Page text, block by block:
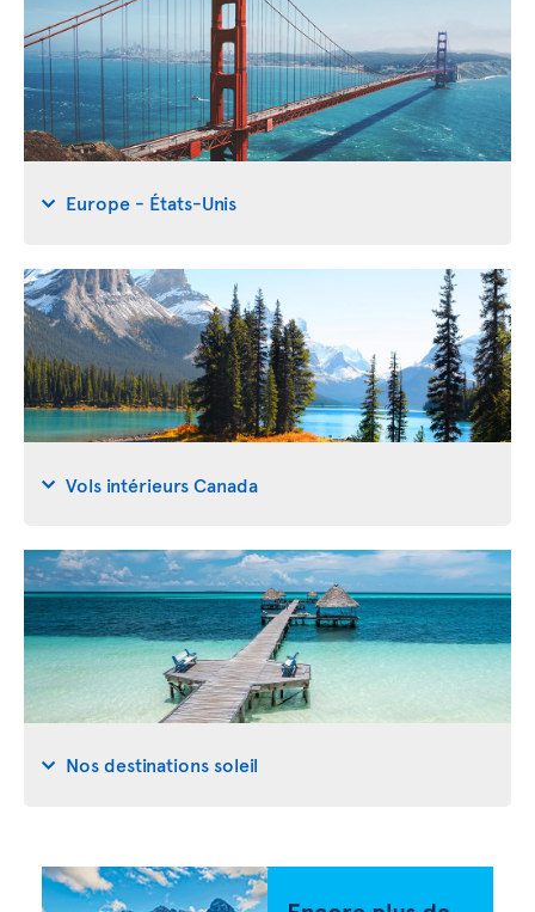
Europe - États-Unis
Vols intérieurs Canada
Nos destinations soleil